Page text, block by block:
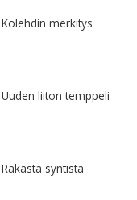
Kolehdin merkitys
Uuden liiton temppeli
Rakasta syntistä